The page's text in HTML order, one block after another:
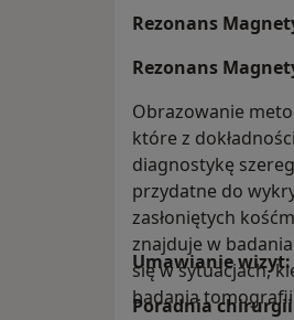
Rezonans
Rezonans
Obrazowanie
które z
diagnostykę
przydatne do
zasłoniętych
znajduje w
się w sytuacjach,
badania
Umawianie wizyt:
Poradnia